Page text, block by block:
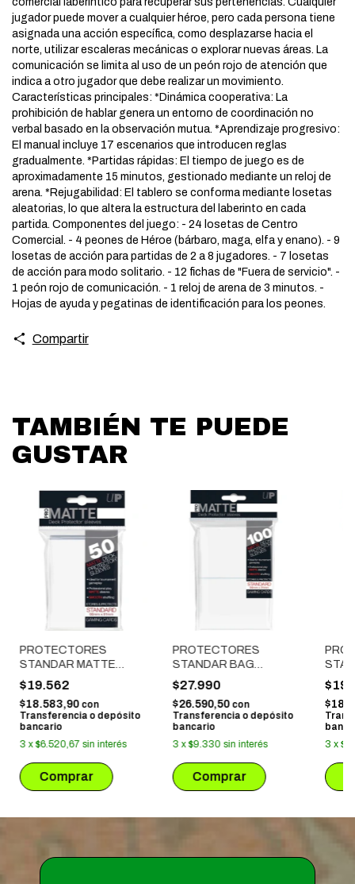
jugador puede mover a cualquier héroe, pero cada persona tiene
asignada una acción específica, como desplazarse hacia el
norte, utilizar escaleras mecánicas o explorar nuevas áreas. La
comunicación se limita al uso de un peón rojo de atención que
indica a otro jugador que debe realizar un movimiento.
Características principales: *Dinámica cooperativa: La
prohibición de hablar genera un entorno de coordinación no
verbal basado en la observación mutua. *Aprendizaje progresivo:
El manual incluye 17 escenarios que introducen reglas
gradualmente. *Partidas rápidas: El tiempo de juego es de
aproximadamente 15 minutos, gestionado mediante un reloj de
arena. *Rejugabilidad: El tablero se conforma mediante losetas
aleatorias, lo que altera la estructura del laberinto en cada
partida. Componentes del juego: - 24 losetas de Centro
Comercial. - 4 peones de Héroe (bárbaro, maga, elfa y enano). - 9
losetas de acción para partidas de 2 a 8 jugadores. - 7 losetas
de acción para modo solitario. - 12 fichas de "Fuera de servicio". -
1 peón rojo de comunicación. - 1 reloj de arena de 3 minutos. -
Hojas de ayuda y pegatinas de identificación para los peones.
Compartir
TAMBIÉN TE PUEDE
GUSTAR
PROTECTORES
STANDAR MATTE
BLANCO X 50
$19.562
$18.583,90 con
Transferencia o depósito
bancario
3 x$6.520,67 sin interés
PROTECTORES
STANDAR BAG
BLANCO X 100
$27.990
$26.590,50 con
Transferencia o depósito
bancario
3 x$9.330 sin interés
3 x